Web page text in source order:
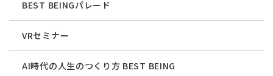
BEST BEINGパレード
VRセミナー
AI時代の人生のつくり方 BEST BEING